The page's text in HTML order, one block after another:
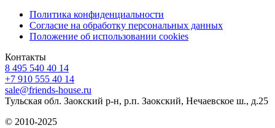
Политика конфиденциальности
Согласие на обработку персональных данных
Положение об использовании cookies
Контакты
8 495 540 40 14
+7 910 555 40 14
sale@friends-house.ru
Тульская обл. Заокский р-н, р.п. Заокский, Нечаевское ш., д.25
© 2010-2025